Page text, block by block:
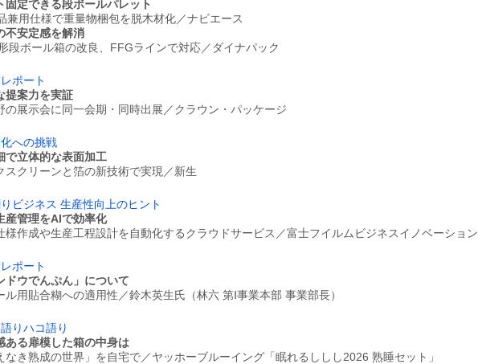
固定できる段ボールパレット
兼用仕様で重量物梱包を脱木材化／ナビエース
不安定感を解消
段ボール箱の改良、FFGラインで対応／ダイナパック
ポート
提案力を実証
の展示会に同一会期・同時出展／クラウン・パッケージ
への挑戦
で立体的な表面加工
スクリーンと箔の新技術で実現／新生
ビジネス 生産性向上のヒント
産管理をAIで効率化
様作成や生産工程設計を自動化するクラウドサービス／富士フイルムビジネスイノベーション
ポート
ドウでんぷん」について
ル用貼合糊への適用性／鈴木英生氏（林六 第Ⅰ事業本部 事業部長）
りハコ語り
ある扉模した箱の中身は
なき熟成の世界」を自宅で／ヤッホーブルーイング「眠れるししし2026 熟睡セット」